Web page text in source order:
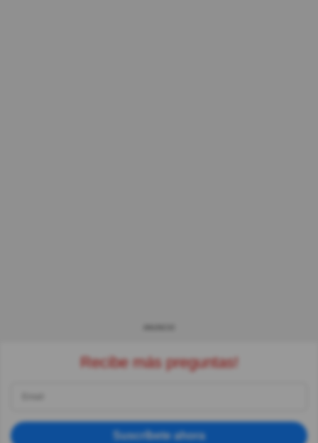
Recibe más preguntas!
Suscríbete ahora